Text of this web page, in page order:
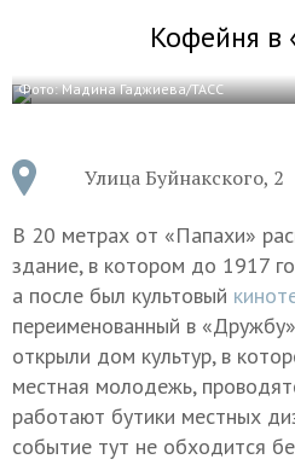
Кофейня в
Фото: Мадина Гаджиева/ТАСС
Улица Буйнакского, 2
В 20 метрах от «Папахи»
здание, в котором до 1917
а после был культовый
переименованный в
открыли дом культур, в
местная молодежь,
работают бутики местных
событие тут не обходится